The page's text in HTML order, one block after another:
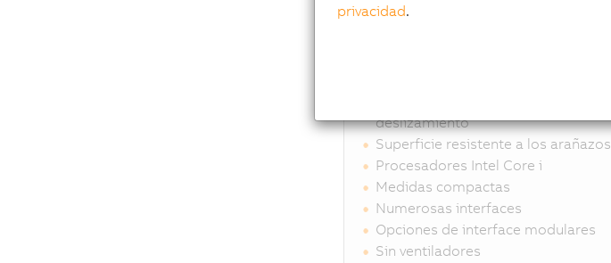
Multitáctil capacitiva proyectada
deslizamiento
Superficie resistente a los arañazos
Procesadores Intel Core i
Medidas compactas
Numerosas interfaces
Opciones de interface modulares
Sin ventiladores
privacidad.